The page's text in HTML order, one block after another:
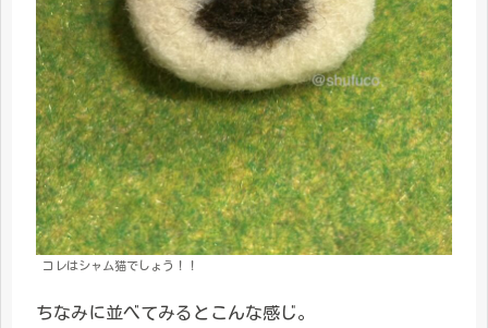
コレはシャム猫でしょう！！
ちなみに並べてみるとこんな感じ。